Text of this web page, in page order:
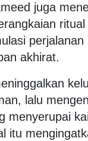
juga
perjalanan
akhirat.
lalu
menyerupai
itu